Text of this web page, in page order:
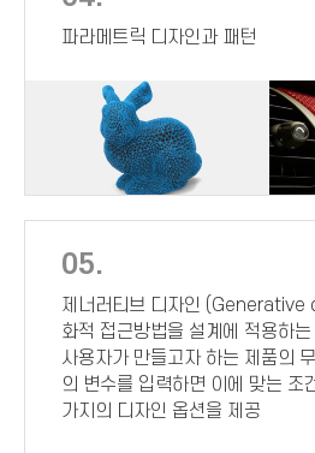
파라메트릭 디자인과 패턴
05.
제너러티브 디자인 (Generative
화적 접근방법을 설계에 적용하는
사용자가 만들고자 하는 제품의
의 변수를 입력하면 이에 맞는 조
가지의 디자인 옵션을 제공